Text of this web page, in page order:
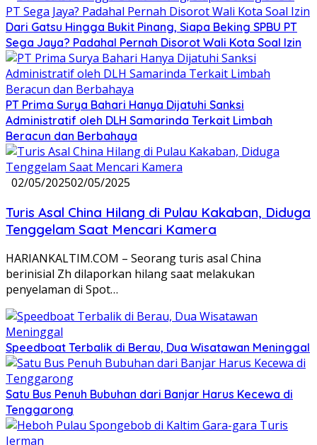
Dari Gatsu Hingga Bukit Pinang, Siapa Beking SPBU PT
Sega Jaya? Padahal Pernah Disorot Wali Kota Soal Izin
PT Prima Surya Bahari Hanya Dijatuhi Sanksi
Administratif oleh DLH Samarinda Terkait Limbah
Beracun dan Berbahaya
02/05/202502/05/2025
Turis Asal China Hilang di Pulau Kakaban, Diduga
Tenggelam Saat Mencari Kamera
HARIANKALTIM.COM – Seorang turis asal China
berinisial Zh dilaporkan hilang saat melakukan
penyelaman di Spot…
Speedboat Terbalik di Berau, Dua Wisatawan Meninggal
Satu Bus Penuh Bubuhan dari Banjar Harus Kecewa di
Tenggarong